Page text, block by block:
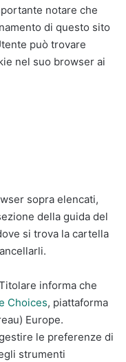
notare che
di questo sito
può trovare
nel suo browser ai
sopra elencati,
della guida del
si trova la cartella
informa che
Choices, piattaforma
Europe.
le preferenze di
strumenti